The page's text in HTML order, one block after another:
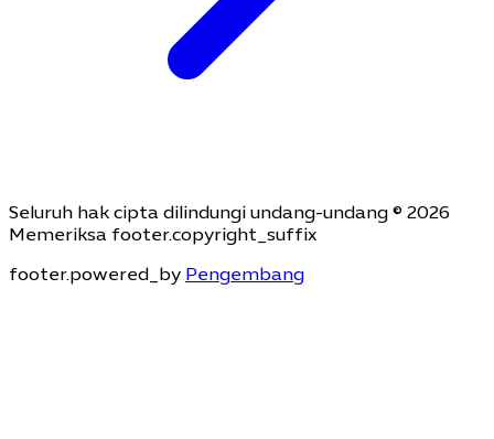
Seluruh hak cipta dilindungi undang-undang © 2026
Memeriksa footer.copyright_suffix
footer.powered_by Pengembang